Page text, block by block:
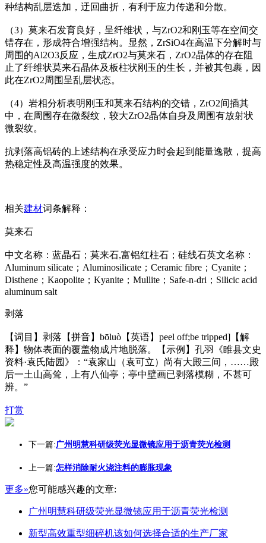
种结构乱层迭加，迂回曲折，有利于应力传递和分散。
（3）莫来石发育良好，呈纤维状，与ZrO2和刚玉等在空间交
错存在，形成符合增强结构。显然，ZrSiO4在高温下分解时与
周围的Al2O3反应，生成ZrO2与莫来石，ZrO2晶体的存在阻
止了纤维状莫来石晶体及板柱状刚玉的生长，并被其包裹，因
此在ZrO2周围呈乱层状态。
（4）岩相分析表明刚玉和莫来石结构的交错，ZrO2间插其
中，在周围存在微裂纹，较大ZrO2晶体自身及周围有放射状
微裂纹。
抗剥落高铝砖的上述结构在承受应力时会起到能量逸散，提高
热稳定性及高温强度的效果。
相关建材词条解释：
莫来石
中文名称：蓝晶石；莫来石,富铝红柱石；硅线石英文名称：
Aluminum silicate；Aluminosilicate；Ceramic fibre；Cyanite；
Disthene；Kaopolite；Kyanite；Mullite；Safe-n-dri；Silicic acid
aluminum salt
剥落
【词目】剥落【拼音】bōluò【英语】peel off;be tripped]【解
释】物体表面的覆盖物成片地脱落。【示例】孔羽《睢县文史
资料·袁氏陆园》：“袁家山（袁可立）尚有大殿三间，……殿
后一土山高耸，上有八仙亭；亭中壁画已剥落模糊，不甚可
辨。”
打赏
下一篇:广州明慧科研级荧光显微镜应用于沥青荧光检测
上一篇:怎样消除耐火浇注料的膨胀现象
更多»您可能感兴趣的文章:
广州明慧科研级荧光显微镜应用于沥青荧光检测
新型高效重型细碎机该如何选择合适的生产厂家